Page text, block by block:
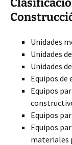
Unidades
Unidades
Unidades
Equipos
Equipos
Equipos
Equipos
materiales